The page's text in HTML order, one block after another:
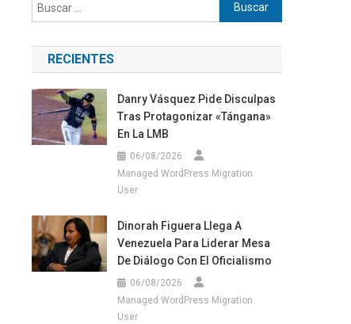
RECIENTES
Danry Vásquez Pide Disculpas
Tras Protagonizar «tángana»
En La LMB
06/08/2026
Managed WordPress Migration
User
Dinorah Figuera Llega A
Venezuela Para Liderar Mesa
De Diálogo Con El Oficialismo
06/08/2026
Managed WordPress Migration
User